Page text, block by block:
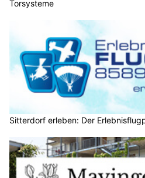
Torsysteme
Sitterdorf erleben: Der